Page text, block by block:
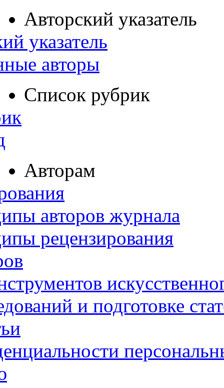
Авторский указатель
указатель
авторы
Список рубрик
Авторам
авторов журнала
рецензирования
и подготовке